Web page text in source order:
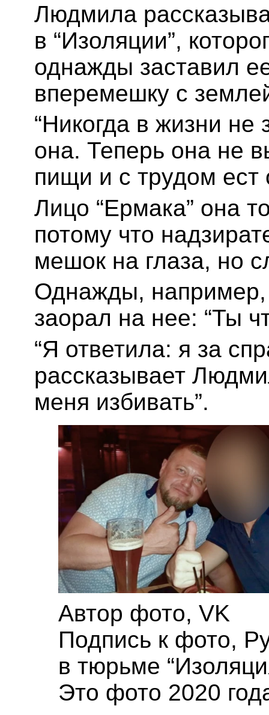
Людмила
в “Изоляции”,
однажды заставил
вперемешку с
“Никогда в жизни не
она. Теперь она не
пищи и с трудом ест
Лицо “Ермака” она
потому что
мешок на глаза, но
Однажды,
заорал на нее: “Ты
“Я ответила: я за
рассказывает
меня избивать”.
Автор фото, VK
Подпись к фото,
в тюрьме
Это фото 2020